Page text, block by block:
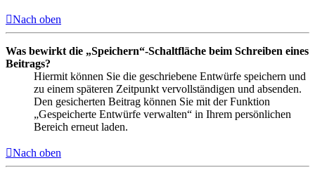
Nach oben
Was bewirkt die „Speichern“-Schaltfläche beim Schreiben eines
Beitrags?
Hiermit können Sie die geschriebene Entwürfe speichern und
zu einem späteren Zeitpunkt vervollständigen und absenden.
Den gesicherten Beitrag können Sie mit der Funktion
„Gespeicherte Entwürfe verwalten“ in Ihrem persönlichen
Bereich erneut laden.
Nach oben